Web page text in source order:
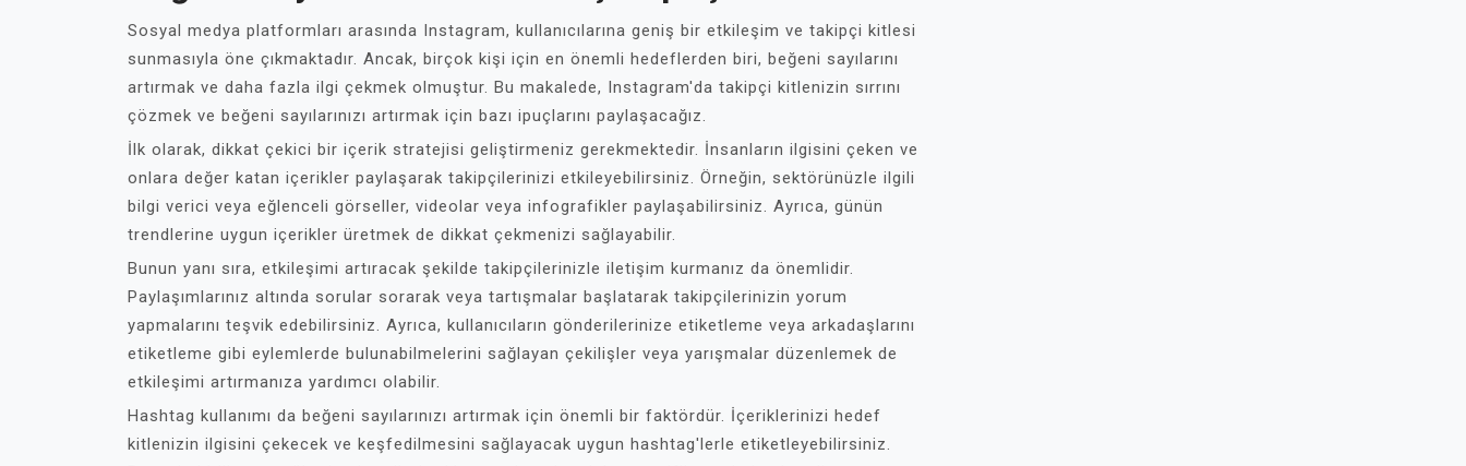
Sosyal medya platformları arasında Instagram, kullanıcılarına geniş bir etkileşim ve takipçi kitlesi
sunmasıyla öne çıkmaktadır. Ancak, birçok kişi için en önemli hedeflerden biri, beğeni sayılarını
artırmak ve daha fazla ilgi çekmek olmuştur. Bu makalede, Instagram'da takipçi kitlenizin sırrını
çözmek ve beğeni sayılarınızı artırmak için bazı ipuçlarını paylaşacağız.
İlk olarak, dikkat çekici bir içerik stratejisi geliştirmeniz gerekmektedir. İnsanların ilgisini çeken ve
onlara değer katan içerikler paylaşarak takipçilerinizi etkileyebilirsiniz. Örneğin, sektörünüzle ilgili
bilgi verici veya eğlenceli görseller, videolar veya infografikler paylaşabilirsiniz. Ayrıca, günün
trendlerine uygun içerikler üretmek de dikkat çekmenizi sağlayabilir.
Bunun yanı sıra, etkileşimi artıracak şekilde takipçilerinizle iletişim kurmanız da önemlidir.
Paylaşımlarınız altında sorular sorarak veya tartışmalar başlatarak takipçilerinizin yorum
yapmalarını teşvik edebilirsiniz. Ayrıca, kullanıcıların gönderilerinize etiketleme veya arkadaşlarını
etiketleme gibi eylemlerde bulunabilmelerini sağlayan çekilişler veya yarışmalar düzenlemek de
etkileşimi artırmanıza yardımcı olabilir.
Hashtag kullanımı da beğeni sayılarınızı artırmak için önemli bir faktördür. İçeriklerinizi hedef
kitlenizin ilgisini çekecek ve keşfedilmesini sağlayacak uygun hashtag'lerle etiketleyebilirsiniz.